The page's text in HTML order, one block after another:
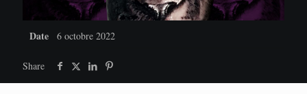
Date 6 octobre 2022
Share